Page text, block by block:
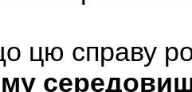
цю справу